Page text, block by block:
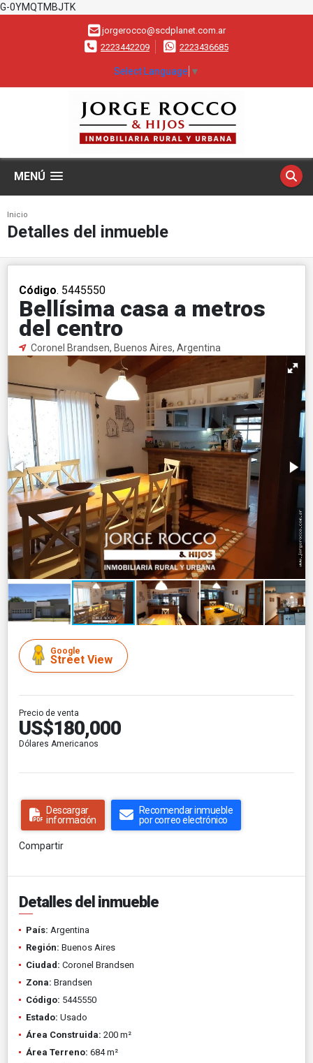
G-0YMQTMBJTK
jorgerocco@scdplanet.com.ar
2223442209
2223436685
Select Language ▼
MENÚ
Inicio
Detalles del inmueble
Código. 5445550
Bellísima casa a metros
del centro
Coronel Brandsen, Buenos Aires, Argentina
Google
Street View
Precio de venta
US$180,000
Dólares Americanos
Descargar
información
Recomendar inmueble
por correo electrónico
Compartir
Detalles del inmueble
País: Argentina
Región: Buenos Aires
Ciudad: Coronel Brandsen
Zona: Brandsen
Código: 5445550
Estado: Usado
Área Construida: 200 m²
Área Terreno: 684 m²